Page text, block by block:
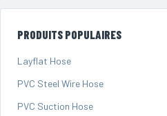
PRODUITS POPULAIRES
Layflat Hose
PVC Steel Wire Hose
PVC Suction Hose